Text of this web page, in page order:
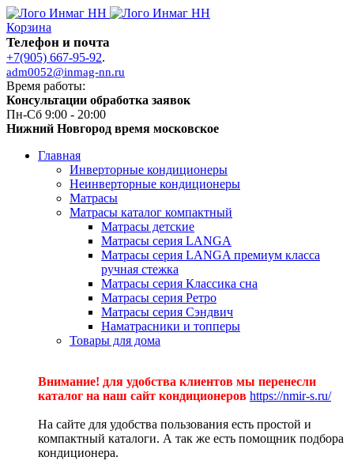
Корзина
Телефон и почта
+7(905) 667-95-92.
adm0052@inmag-nn.ru
Время работы:
Консультации обработка заявок
Пн-Сб 9:00 - 20:00
Нижний Новгород время московское
Главная
Инверторные кондиционеры
Неинверторные кондиционеры
Матрасы
Матрасы каталог компактный
Матрасы детские
Матрасы серия LANGA
Матрасы серия LANGA премиум класса
ручная стежка
Матрасы серия Классика сна
Матрасы серия Ретро
Матрасы серия Сэндвич
Наматрасники и топперы
Товары для дома
Внимание! для удобства клиентов мы перенесли
каталог на наш сайт кондиционеров https://nmir-s.ru/
На сайте для удобства пользования есть простой и
компактный каталоги. А так же есть помощник подбора
кондиционера.